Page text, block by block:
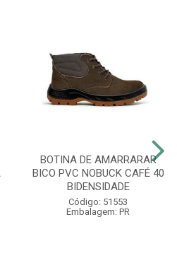
BOTINA DE AMARRARAR
BICO PVC NOBUCK CAFÉ 40
BIDENSIDADE
Código: 51553
Embalagem: PR